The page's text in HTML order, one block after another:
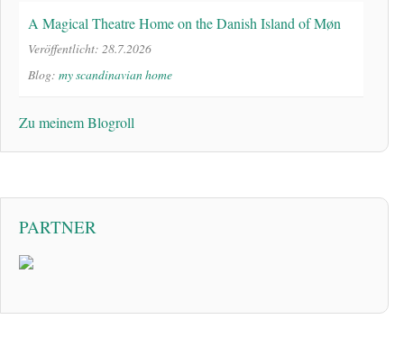
A Magical Theatre Home on the Danish Island of Møn
Veröffentlicht: 28.7.2026
Blog: my scandinavian home
Zu meinem Blogroll
PARTNER